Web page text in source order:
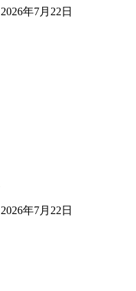
2026年7月22日
2026年7月22日